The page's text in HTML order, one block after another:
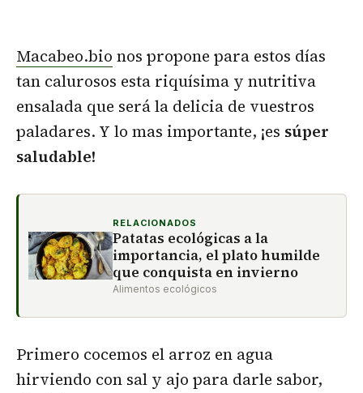
Macabeo.bio nos propone para estos días
tan calurosos esta riquísima y nutritiva
ensalada que será la delicia de vuestros
paladares. Y lo mas importante, ¡es súper
saludable!
RELACIONADOS
Patatas ecológicas a la
importancia, el plato humilde
que conquista en invierno
Alimentos ecológicos
Primero cocemos el arroz en agua
hirviendo con sal y ajo para darle sabor,